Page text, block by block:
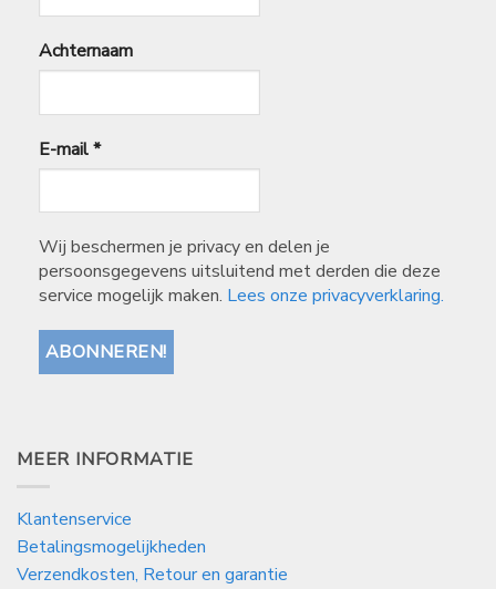
Achternaam
E-mail*
Wij beschermen je privacy en delen je
persoonsgegevens uitsluitend met derden die deze
service mogelijk maken. Lees onze privacyverklaring.
MEER INFORMATIE
Klantenservice
Betalingsmogelijkheden
Verzendkosten, Retour en garantie